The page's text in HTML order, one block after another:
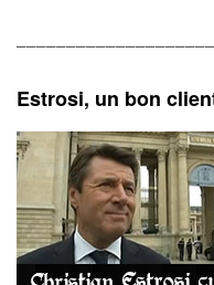
Estrosi, un bon